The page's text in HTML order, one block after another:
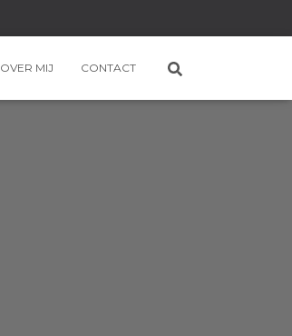
OVER MIJ CONTACT